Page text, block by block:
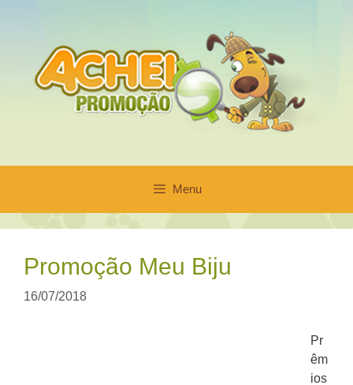
conteúdo
Menu
Promoção Meu Biju
16/07/2018
Pr
êm
ios